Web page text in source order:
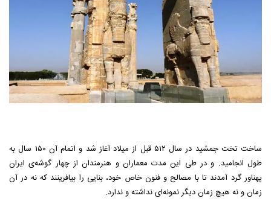
ساخت تخت جمشید در سال ۵۱۲ قبل از میلاد آغاز شد و اتمام آن ۱۵۰ سال به
طول انجامید. و در طی این مدت معماران و هنرمندان از چهار گوشه‌ی ایران
پهناور گرد آمدند تا با مصالح و فنون خاص خود، بنایی را بیافرینند که نه در آن
زمان و نه هیچ زمان دیگر نمونه‌ای نداشته و ندارد.